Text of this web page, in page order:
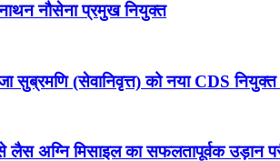
नौसेना प्रमुख नियुक्त
सुब्रमणि (सेवानिवृत्त) को नया CDS नियुक्त
अग्नि मिसाइल का सफलतापूर्वक उड़ान